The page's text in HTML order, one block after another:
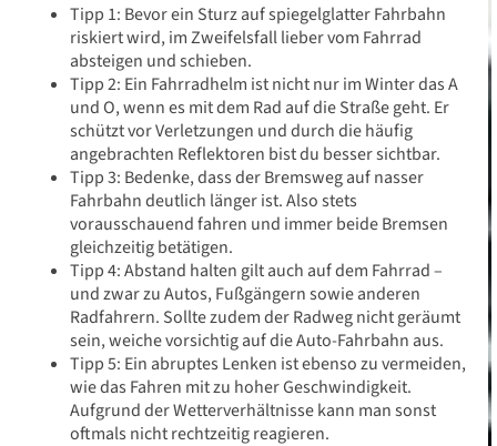
Tipp 1: Bevor ein Sturz auf spiegelglatter Fahrbahn
riskiert wird, im Zweifelsfall lieber vom Fahrrad
absteigen und schieben.
Tipp 2: Ein Fahrradhelm ist nicht nur im Winter das A
und O, wenn es mit dem Rad auf die Straße geht. Er
schützt vor Verletzungen und durch die häufig
angebrachten Reflektoren bist du besser sichtbar.
Tipp 3: Bedenke, dass der Bremsweg auf nasser
Fahrbahn deutlich länger ist. Also stets
vorausschauend fahren und immer beide Bremsen
gleichzeitig betätigen.
Tipp 4: Abstand halten gilt auch auf dem Fahrrad –
und zwar zu Autos, Fußgängern sowie anderen
Radfahrern. Sollte zudem der Radweg nicht geräumt
sein, weiche vorsichtig auf die Auto-Fahrbahn aus.
Tipp 5: Ein abruptes Lenken ist ebenso zu vermeiden,
wie das Fahren mit zu hoher Geschwindigkeit.
Aufgrund der Wetterverhältnisse kann man sonst
oftmals nicht rechtzeitig reagieren.